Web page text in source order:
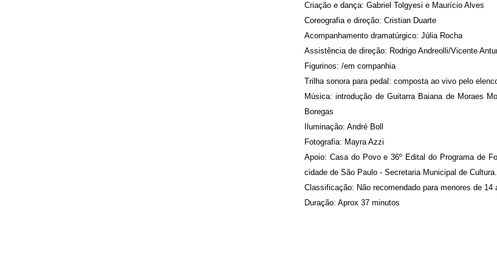
Criação e dança: Gabriel Tolgyesi e Maurício Alves
Coreografia e direção: Cristian Duarte
Acompanhamento dramatúrgico: Júlia Rocha
Assistência de direção: Rodrigo Andreolli/Vicente
Figurinos: /em companhia
Trilha sonora para pedal: composta ao vivo pelo
Música: introdução de Guitarra Baiana de Moraes
Boregas
Iluminação: André Boll
Fotografia: Mayra Azzi
Apoio: Casa do Povo e 36º Edital do Programa de
cidade de São Paulo - Secretaria Municipal de Cultura.
Classificação: Não recomendado para menores de 14
Duração: Aprox 37 minutos